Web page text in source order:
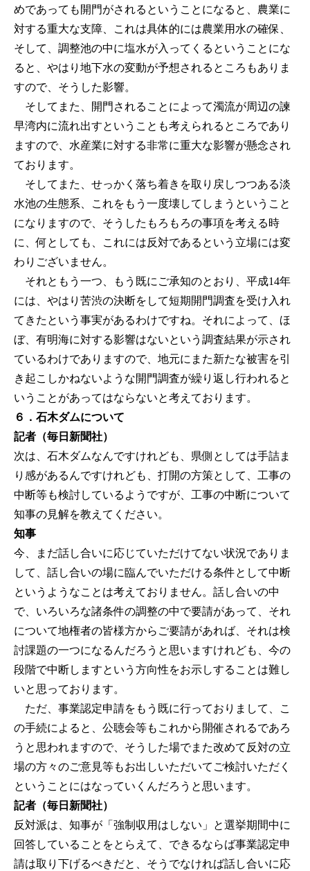
めであっても開門がされるということになると、農業に
対する重大な支障、これは具体的には農業用水の確保、
そして、調整池の中に塩水が入ってくるということにな
ると、やはり地下水の変動が予想されるところもありま
すので、そうした影響。
そしてまた、開門されることによって濁流が周辺の諫
早湾内に流れ出すということも考えられるところであり
ますので、水産業に対する非常に重大な影響が懸念され
ております。
そしてまた、せっかく落ち着きを取り戻しつつある淡
水池の生態系、これをもう一度壊してしまうということ
になりますので、そうしたもろもろの事項を考える時
に、何としても、これには反対であるという立場には変
わりございません。
それともう一つ、もう既にご承知のとおり、平成14年
には、やはり苦渋の決断をして短期開門調査を受け入れ
てきたという事実があるわけですね。それによって、ほ
ぼ、有明海に対する影響はないという調査結果が示され
ているわけでありますので、地元にまた新たな被害を引
き起こしかねないような開門調査が繰り返し行われると
いうことがあってはならないと考えております。
６．石木ダムについて
記者（毎日新聞社）
次は、石木ダムなんですけれども、県側としては手詰ま
り感があるんですけれども、打開の方策として、工事の
中断等も検討しているようですが、工事の中断について
知事の見解を教えてください。
知事
今、まだ話し合いに応じていただけてない状況でありま
して、話し合いの場に臨んでいただける条件として中断
というようなことは考えておりません。話し合いの中
で、いろいろな諸条件の調整の中で要請があって、それ
について地権者の皆様方からご要請があれば、それは検
討課題の一つになるんだろうと思いますけれども、今の
段階で中断しますという方向性をお示しすることは難し
いと思っております。
ただ、事業認定申請をもう既に行っておりまして、こ
の手続によると、公聴会等もこれから開催されるであろ
うと思われますので、そうした場でまた改めて反対の立
場の方々のご意見等もお出しいただいてご検討いただく
ということにはなっていくんだろうと思います。
記者（毎日新聞社）
反対派は、知事が「強制収用はしない」と選挙期間中に
回答していることをとらえて、できるならば事業認定申
請は取り下げるべきだと、そうでなければ話し合いに応